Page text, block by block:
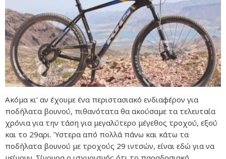
Ακόμα κι’ αν έχουμε ένα περιστασιακό ενδιαφέρον για
ποδήλατα βουνού, πιθανότατα θα ακούσαμε τα τελευταία
χρόνια για την τάση για μεγαλύτερο μέγεθος τροχού, εξού
και το 29αρι. Ύστερα από πολλά πάνω και κάτω τα
ποδήλατα βουνού με τροχούς 29 ιντσών, είναι εδώ για να